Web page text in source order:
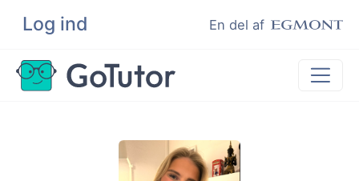
Log ind En del af
Søg
Lektiehjælp
Eksamenshjælp